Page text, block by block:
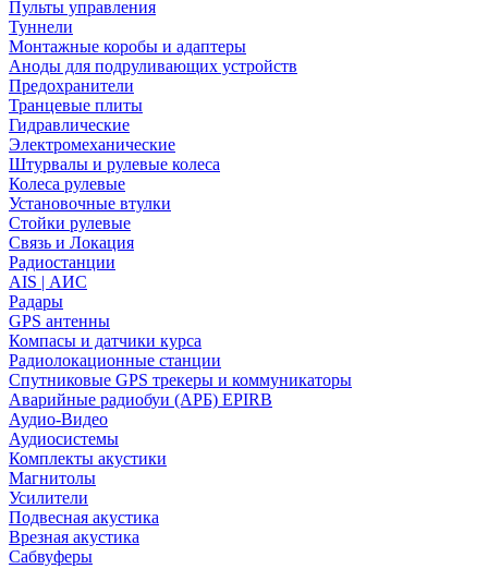
Пульты управления
Туннели
Монтажные коробы и адаптеры
Аноды для подруливающих устройств
Предохранители
Транцевые плиты
Гидравлические
Электромеханические
Штурвалы и рулевые колеса
Колеса рулевые
Установочные втулки
Стойки рулевые
Связь и Локация
Радиостанции
AIS | АИС
Радары
GPS антенны
Компасы и датчики курса
Радиолокационные станции
Спутниковые GPS трекеры и коммуникаторы
Аварийные радиобуи (АРБ) EPIRB
Аудио-Видео
Аудиосистемы
Комплекты акустики
Магнитолы
Усилители
Подвесная акустика
Врезная акустика
Сабвуферы